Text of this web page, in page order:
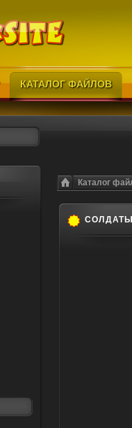
КАТАЛОГ ФАЙЛОВ
Каталог
СОЛДАТЫ